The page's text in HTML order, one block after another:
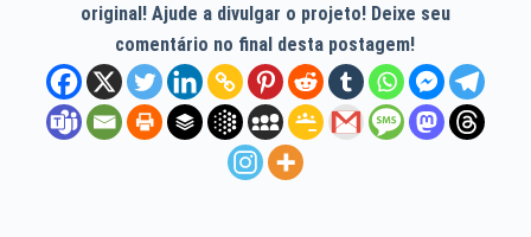
original! Ajude a divulgar o projeto! Deixe seu
comentário no final desta postagem!